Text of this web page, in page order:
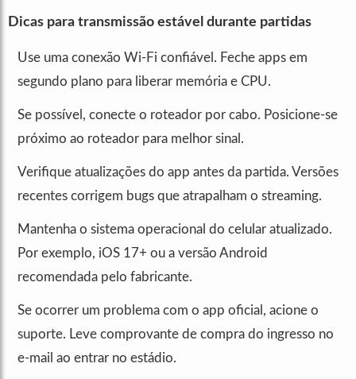
Dicas para transmissão estável durante partidas
Use uma conexão Wi‑Fi confiável. Feche apps em
segundo plano para liberar memória e CPU.
Se possível, conecte o roteador por cabo. Posicione-se
próximo ao roteador para melhor sinal.
Verifique atualizações do app antes da partida. Versões
recentes corrigem bugs que atrapalham o streaming.
Mantenha o sistema operacional do celular atualizado.
Por exemplo, iOS 17+ ou a versão Android
recomendada pelo fabricante.
Se ocorrer um problema com o app oficial, acione o
suporte. Leve comprovante de compra do ingresso no
e‑mail ao entrar no estádio.